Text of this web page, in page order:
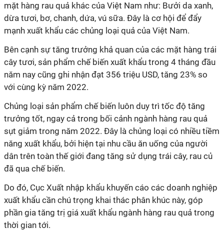
mặt hàng rau quả khác của Việt Nam như: Bưởi da xanh,
dừa tươi, bơ, chanh, dứa, vú sữa. Đây là cơ hội để đẩy
mạnh xuất khẩu các chủng loại quả của Việt Nam.
Bên cạnh sự tăng trưởng khả quan của các mặt hàng trái
cây tươi, sản phẩm chế biến xuất khẩu trong 4 tháng đầu
năm nay cũng ghi nhận đạt 356 triệu USD, tăng 23% so
với cùng kỳ năm 2022.
Chủng loại sản phẩm chế biến luôn duy trì tốc độ tăng
trưởng tốt, ngay cả trong bối cảnh ngành hàng rau quả
sụt giảm trong năm 2022. Đây là chủng loại có nhiều tiềm
năng xuất khẩu, bởi hiện tại nhu cầu ăn uống của người
dân trên toàn thế giới đang tăng sử dụng trái cây, rau củ
đã qua chế biến.
Do đó, Cục Xuất nhập khẩu khuyến cáo các doanh nghiệp
xuất khẩu cần chú trọng khai thác phân khúc này, góp
phần gia tăng trị giá xuất khẩu ngành hàng rau quả trong
thời gian tới.